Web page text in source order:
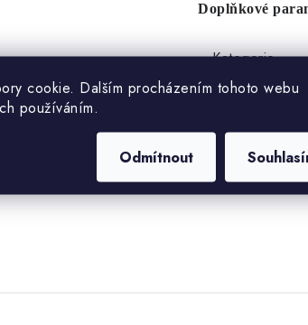
cookie. Dalším procházením tohoto webu
používáním.
Odmítnout
Doplňkové
Kategorie